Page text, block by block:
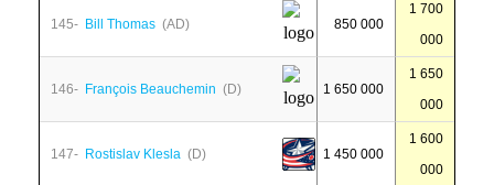
145- Bill Thomas (AD) 850 000
1 700
000
146- François Beauchemin (D) 1 650 000
1 650
000
147- Rostislav Klesla (D) 1 450 000
1 600
000